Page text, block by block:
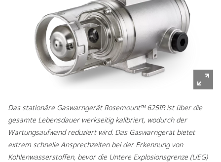
Das stationäre Gaswarngerät Rosemount™ 625IR ist über die
gesamte Lebensdauer werkseitig kalibriert, wodurch der
Wartungsaufwand reduziert wird. Das Gaswarngerät bietet
extrem schnelle Ansprechzeiten bei der Erkennung von
Kohlenwasserstoffen, bevor die Untere Explosionsgrenze (UEG)